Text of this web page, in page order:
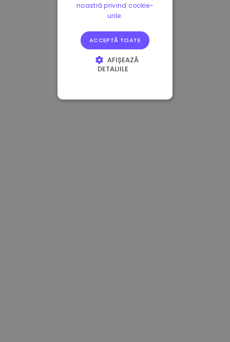
noastră privind cookie-
urile.
ACCEPTĂ TOATE
AFIȘEAZĂ
DETALIILE